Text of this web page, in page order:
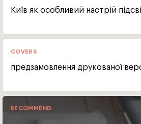
Київ як особливий настрій
COVERS
предзамовлення друкованої
RECOMMEND